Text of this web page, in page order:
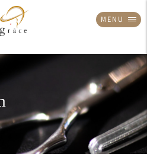
MENU